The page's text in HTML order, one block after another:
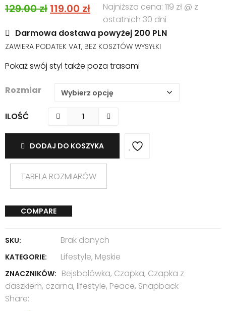
129.00zł Pierwotna
wynosiła:
119.00 złAktualna
cena
wynosi:
Najniższa cena: 119 zł @ z
ostatnich 30 dni
Darmowa dostawa powyżej 200 PLN
ZAWIERA PODATEK VAT, BEZ KOSZTÓW WYSYŁKI
Pokaż swój styl także poza trasami
Rozmiar
ILOŚĆ
DODAJ DO KOSZYKA
TABELA ROZMIARÓW
COMPARE
SKU: Brak danych
KATEGORIE: Lifestyle, Męskie
ZNACZNIKÓW: Bejsbolówka, Czapka, Czapka z
daszkiem, czarna, lifestyle, Peace, Snapback
Share: